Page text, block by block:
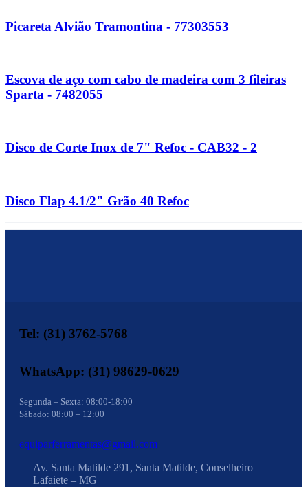
Picareta Alvião Tramontina - 77303553
Escova de aço com cabo de madeira com 3 fileiras
Sparta - 7482055
Disco de Corte Inox de 7" Refoc - CAB32 - 2
Disco Flap 4.1/2" Grão 40 Refoc
Tel: (31) 3762-5768
WhatsApp: (31) 98629-0629
Segunda – Sexta: 08:00-18:00
Sábado: 08:00 – 12:00
equiparferramentas@gmail.com
Av. Santa Matilde 291, Santa Matilde, Conselheiro
Lafaiete – MG